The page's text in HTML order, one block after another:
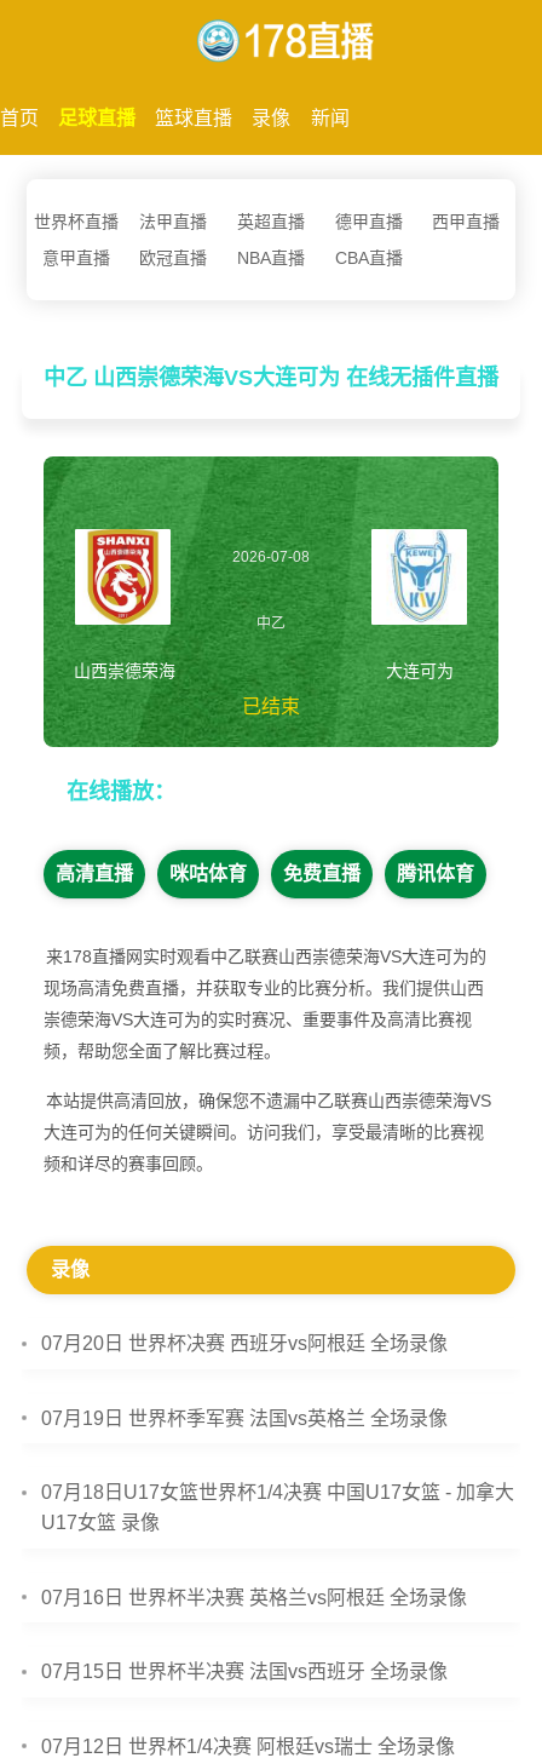
首页 足球直播 篮球直播 录像 新闻
世界杯直播 法甲直播 英超直播 德甲直播
西甲直播
意甲直播
欧冠直播 NBA直播 CBA直播
中乙 山西崇德荣海VS大连可为 在线无插件直播
山西崇德荣海
2026-07-08
16:00:00
中乙
已结束
大连可为
在线播放：
高清直播 咪咕体育 免费直播 腾讯体育
来178直播网实时观看中乙联赛山西崇德荣海VS大连可为的
现场高清免费直播，并获取专业的比赛分析。我们提供山西
崇德荣海VS大连可为的实时赛况、重要事件及高清比赛视
频，帮助您全面了解比赛过程。
本站提供高清回放，确保您不遗漏中乙联赛山西崇德荣海VS
大连可为的任何关键瞬间。访问我们，享受最清晰的比赛视
频和详尽的赛事回顾。
录像
07月20日 世界杯决赛 西班牙vs阿根廷 全场录像
07月19日 世界杯季军赛 法国vs英格兰 全场录像
07月18日U17女篮世界杯1/4决赛 中国U17女篮 - 加拿大
U17女篮 录像
07月16日 世界杯半决赛 英格兰vs阿根廷 全场录像
07月15日 世界杯半决赛 法国vs西班牙 全场录像
07月12日 世界杯1/4决赛 阿根廷vs瑞士 全场录像